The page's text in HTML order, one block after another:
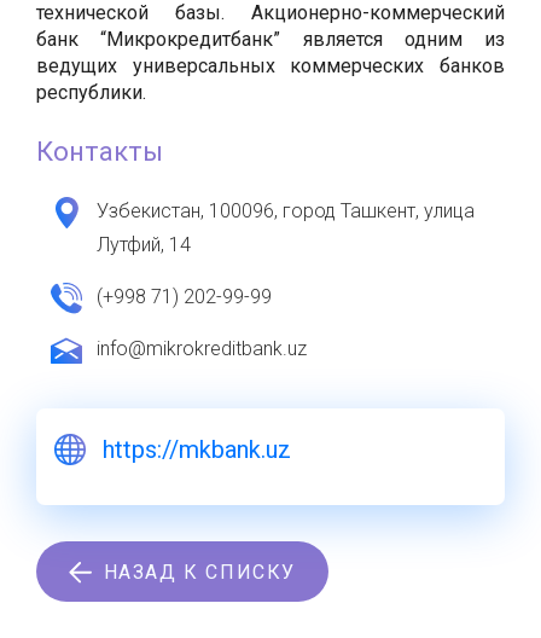
технической базы. Акционерно-коммерческий
банк “Микрокредитбанк” является одним из
ведущих универсальных коммерческих банков
республики.
Контакты
Узбекистан, 100096, город Ташкент, улица
Лутфий, 14
(+998 71) 202-99-99
info@mikrokreditbank.uz
https://mkbank.uz
НАЗАД К СПИСКУ